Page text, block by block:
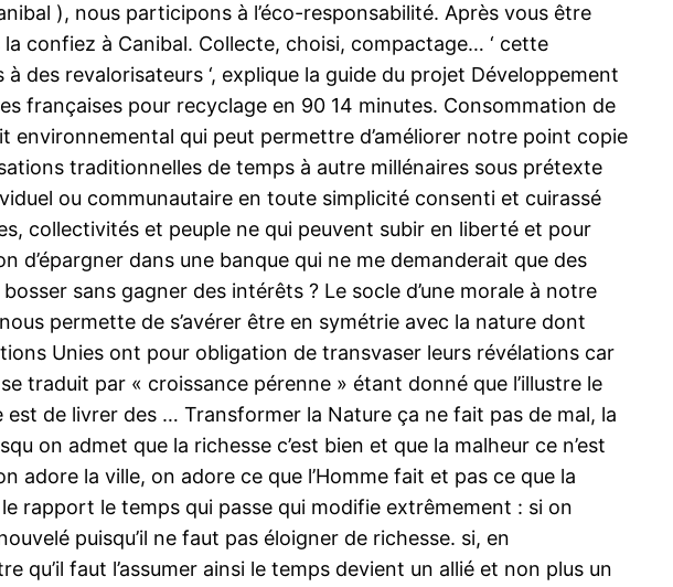
), nous participons à l’éco-responsabilité. Après vous être
confiez à Canibal. Collecte, choisi, compactage… ‘ cette
des revalorisateurs ‘, explique la guide du projet Développement
françaises pour recyclage en 90 14 minutes. Consommation de
environnemental qui peut permettre d’améliorer notre point copie
traditionnelles de temps à autre millénaires sous prétexte
ou communautaire en toute simplicité consenti et cuirassé
collectivités et peuple ne qui peuvent subir en liberté et pour
d’épargner dans une banque qui ne me demanderait que des
sans gagner des intérêts ? Le socle d’une morale à notre
permette de s’avérer être en symétrie avec la nature dont
Unies ont pour obligation de transvaser leurs révélations car
traduit par « croissance pérenne » étant donné que l’illustre le
de livrer des … Transformer la Nature ça ne fait pas de mal, la
on admet que la richesse c’est bien et que la malheur ce n’est
la ville, on adore ce que l’Homme fait et pas ce que la
rapport le temps qui passe qui modifie extrêmement : si on
puisqu’il ne faut pas éloigner de richesse. si, en
faut l’assumer ainsi le temps devient un allié et non plus un